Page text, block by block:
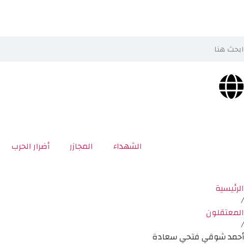
الشهداء المجازر أضرار الحرب
الرئيسية
/
المعتقلون
/
أحمد شوقي فتحي سعادة